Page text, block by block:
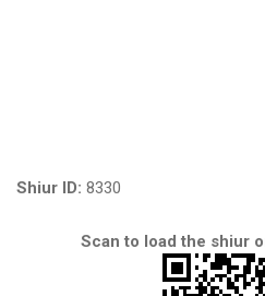
Shiur ID: 8330
Scan to load the shiur